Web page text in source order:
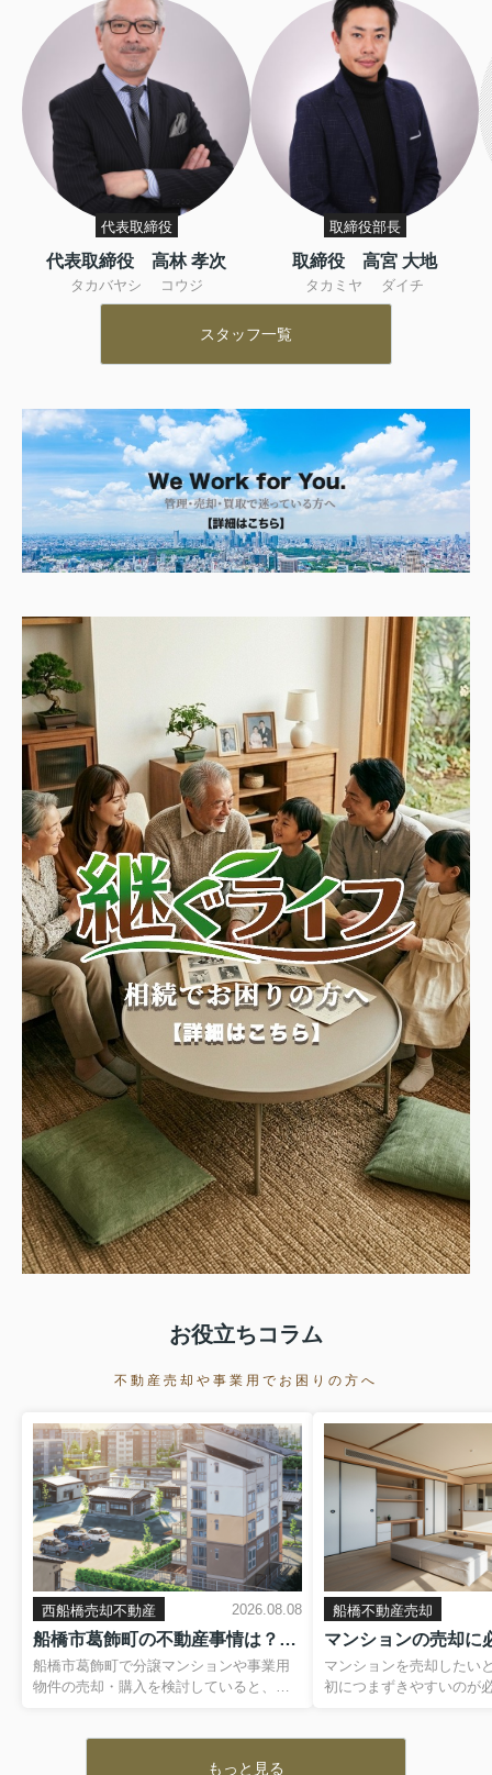
代表取締役
代表取締役 高林 孝次
タカバヤシ コウジ
取締役部長
取締役 高宮 大地
タカミヤ ダイチ
スタッフ一覧
お役立ちコラム
不動産売却や事業用でお困りの方へ
西船橋売却不動産 2026.08.08
船橋市葛飾町の不動産事情は？分譲マンションや事業用物件の相場と売却購入のポイント
船橋市葛飾町で分譲マンションや事業用
物件の売却・購入を検討していると、相
リアによって価格帯や需要の傾向が異な
船橋不動産売却
マンションを売却したい
初につまずきやすいのが
もっと見る